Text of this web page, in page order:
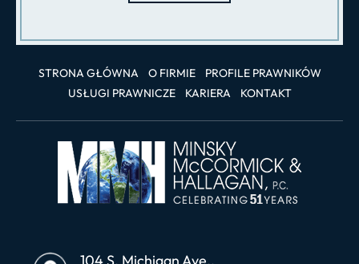
STRONA GŁÓWNA O FIRMIE
PROFILE PRAWNIKÓW
USŁUGI PRAWNICZE
KARIERA KONTAKT